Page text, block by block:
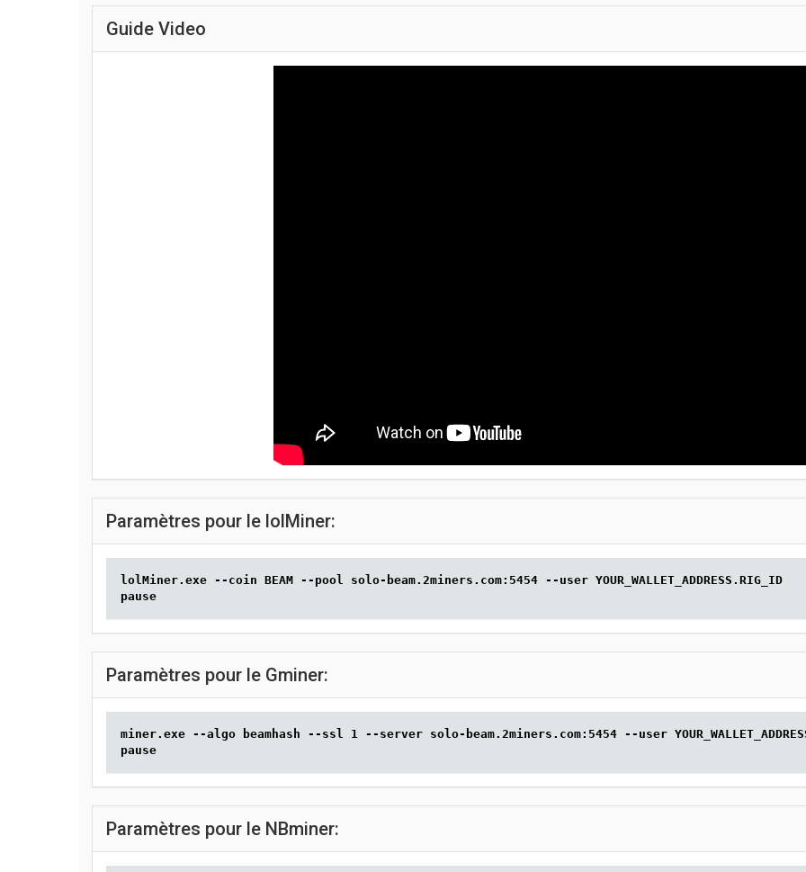
Guide Video
Paramètres pour le lolMiner:
lolMiner.exe --coin BEAM --pool solo-beam.2miners.com:5454 --user YOUR_WALLET_ADDRESS.RIG_ID
pause
Paramètres pour le Gminer:
miner.exe --algo beamhash --ssl 1 --server solo-beam.2miners.com:5454 --user
pause
Paramètres pour le NBminer: